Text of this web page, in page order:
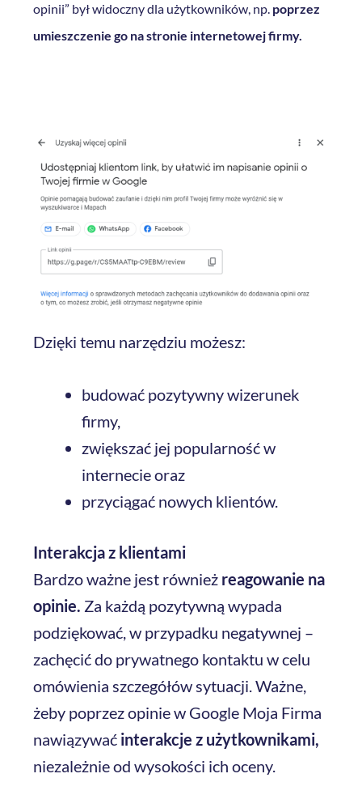
opinii” był widoczny dla użytkowników, np. poprzez
umieszczenie go na stronie internetowej firmy.
Dzięki temu narzędziu możesz:
budować pozytywny wizerunek
firmy,
zwiększać jej popularność w
internecie oraz
przyciągać nowych klientów.
Interakcja z klientami
Bardzo ważne jest również reagowanie na
opinie. Za każdą pozytywną wypada
podziękować, w przypadku negatywnej –
zachęcić do prywatnego kontaktu w celu
omówienia szczegółów sytuacji. Ważne,
żeby poprzez opinie w Google Moja Firma
nawiązywaćinterakcje z użytkownikami,
niezależnie od wysokości ich oceny.